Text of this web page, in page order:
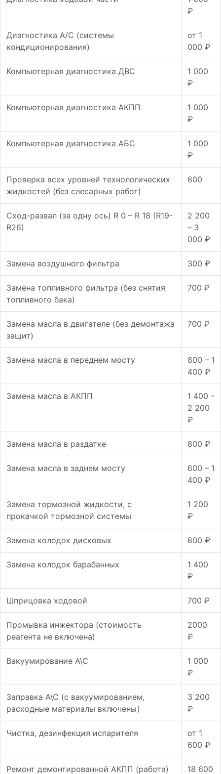
₽
Диагностика А/С (системы
кондиционирования)
от 1
000 ₽
Компьютерная диагностика ДВС
1 000
₽
Компьютерная диагностика АКПП
1 000
₽
Компьютерная диагностика АБС
1 000
₽
Проверка всех уровней технологических
жидкостей (без слесарных работ)
800
Сход-развал (за одну ось) R 0 – R 18 (R19-
R26)
2 200
– 3
000 ₽
Замена воздушного фильтра 300 ₽
Замена топливного фильтра (без снятия
топливного бака)
700 ₽
Замена масла в двигателе (без демонтажа
защит)
700 ₽
Замена масла в переднем мосту
800 – 1
400 ₽
Замена масла в АКПП
1 400 –
2 200
₽
Замена масла в раздатке 800 ₽
Замена масла в заднем мосту
600 – 1
400 ₽
Замена тормозной жидкости, с
прокачкой тормозной системы
1 200
₽
Замена колодок дисковых 800 ₽
Замена колодок барабанных
1 400
₽
Шприцовка ходовой 700 ₽
Промывка инжектора (стоимость
реагента не включена)
2000
₽
Вакуумирование А\С
1 000
₽
Заправка А\С (с вакуумированием,
расходные материалы включены)
3 200
₽
Чистка, дезинфекция испарителя
от 1
600 ₽
Ремонт демонтированной АКПП (работа) 18 600